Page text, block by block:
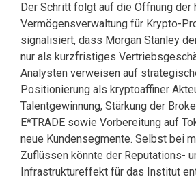
Der Schritt folgt auf die Öffnung der
Vermögensverwaltung für Krypto-
signalisiert, dass Morgan Stanley
nur als kurzfristiges
Analysten verweisen auf
Positionierung als kryptoaffiner
Talentgewinnung, Stärkung der
E*TRADE sowie Vorbereitung auf
neue Kundensegmente. Selbst bei
Zuflüssen könnte der Reputations-
Infrastruktureffekt für das Institut